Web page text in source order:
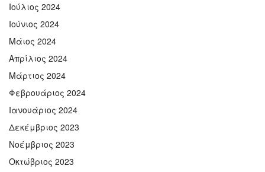
Ιούλιος 2024
Ιούνιος 2024
Μάιος 2024
Απρίλιος 2024
Μάρτιος 2024
Φεβρουάριος 2024
Ιανουάριος 2024
Δεκέμβριος 2023
Νοέμβριος 2023
Οκτώβριος 2023